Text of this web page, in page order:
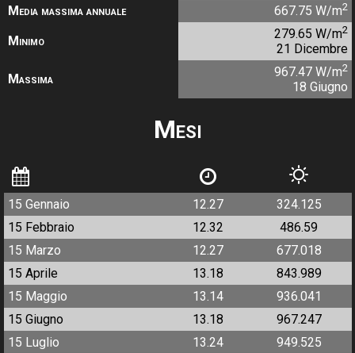
Media massima annuale 667.75 W/m2
Minimo 279.65 W/m2
21 Dicembre
Massima
967.47 W/m2
18 Giugno
Mesi
15 Gennaio 12.27
324.125
15 Febbraio
12.32
486.59
15 Marzo
12.27
677.018
15 Aprile
13.18
843.989
15 Maggio
13.14
936.041
15 Giugno
13.18
967.247
15 Luglio
13.24
949.525